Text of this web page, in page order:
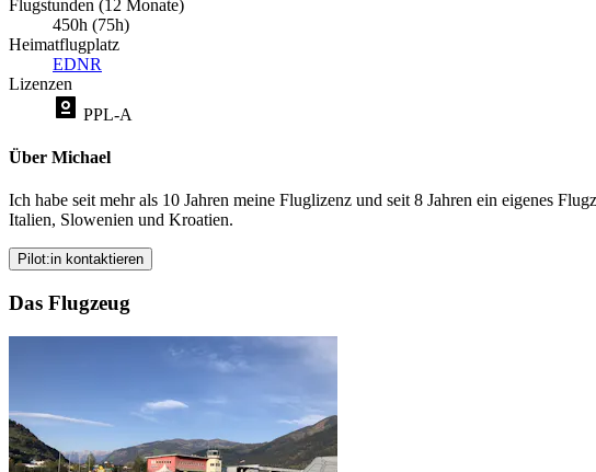
Flugstunden (12 Monate)
450h (75h)
Heimatflugplatz
EDNR
Lizenzen
PPL-A
Über Michael
Ich habe seit mehr als 10 Jahren meine Fluglizenz und seit 8 Jahren ein eigenes
Italien, Slowenien und Kroatien.
Pilot:in kontaktieren
Das Flugzeug